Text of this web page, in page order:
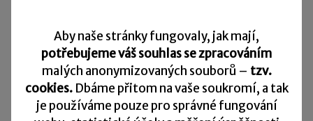
Odpovědět
Eva před 3 roky
Aby naše stránky fungovaly, jak mají,
potřebujeme váš souhlas se zpracováním
malých anonymizovaných souborů – tzv.
cookies. Dbáme přitom na vaše soukromí, a tak
je používáme pouze pro správné fungování